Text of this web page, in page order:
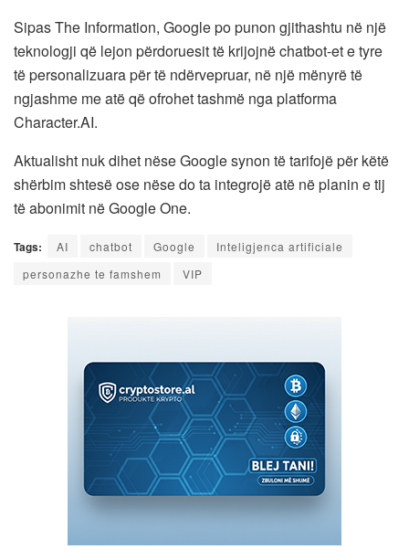
Sipas The Information, Google po punon gjithashtu në një
teknologji që lejon përdoruesit të krijojnë chatbot-et e tyre
të personalizuara për të ndërvepruar, në një mënyrë të
ngjashme me atë që ofrohet tashmë nga platforma
Character.AI.
Aktualisht nuk dihet nëse Google synon të tarifojë për këtë
shërbim shtesë ose nëse do ta integrojë atë në planin e tij
të abonimit në Google One.
Tags: AI chatbot Google
Inteligjenca artificiale
personazhe te famshem
VIP